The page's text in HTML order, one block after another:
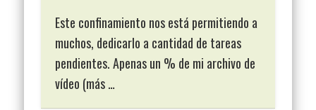
Este confinamiento nos está permitiendo a
muchos, dedicarlo a cantidad de tareas
pendientes. Apenas un % de mi archivo de
vídeo (más …